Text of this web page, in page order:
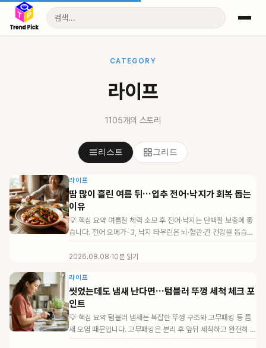
CATEGORY
라이프
1105개의 스토리
리스트 그리드
라이프
땀 많이 흘린 여름 뒤…입추 전어·낙지가 회복 돕는
이유
💡 핵심 요약 여름철 체력 소모 후 전어·낙지는 단백질 보충에 좋
습니다. 전어 오메가-3, 낙지 타우린은 뇌·혈관·간 건강을 돕습니
다. 신장·통...
2026.08.08·10분 읽기
라이프
씻었는데도 냄새 난다면…텀블러 뚜껑 세척 체크 포
인트
💡 핵심 요약 텀블러 냄새는 복잡한 뚜껑 구조와 고무패킹 등 틈
새 오염 때문입니다. 고무패킹은 분리 후 앞뒤 세척하고 완전히 말
려야 세균 번식을...